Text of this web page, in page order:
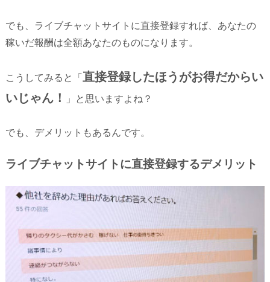
でも、ライブチャットサイトに直接登録すれば、あなたの
稼いだ報酬は全額あなたのものになります。
こうしてみると「直接登録したほうがお得だからい
いじゃん！
」と思いますよね？
でも、デメリットもあるんです。
ライブチャットサイトに直接登録するデメリット